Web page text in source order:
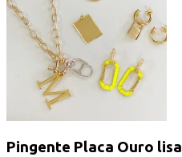
Pingente Placa Ouro lisa